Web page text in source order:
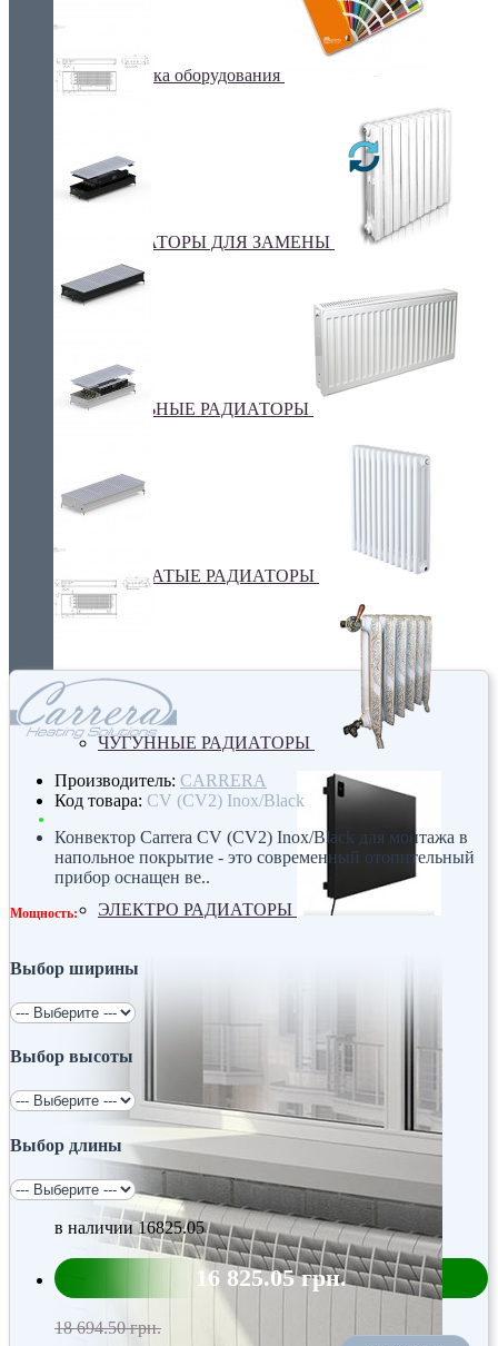
Покраска оборудования
РАДИАТОРЫ ДЛЯ ЗАМЕНЫ
СТАЛЬНЫЕ РАДИАТОРЫ
ТРУБЧАТЫЕ РАДИАТОРЫ
ЧУГУННЫЕ РАДИАТОРЫ
ЭЛЕКТРО РАДИАТОРЫ
Производитель: CARRERA
Код товара: CV (CV2) Inox/Black
Конвектор Carrera CV (CV2) Inox/Black для монтажа в
напольное покрытие - это современный отопительный
прибор оснащен ве..
Мощность:
Выбор ширины
Выбор высоты
Выбор длины
в наличии16825.05
16 825.05 грн.
18 694.50 грн.